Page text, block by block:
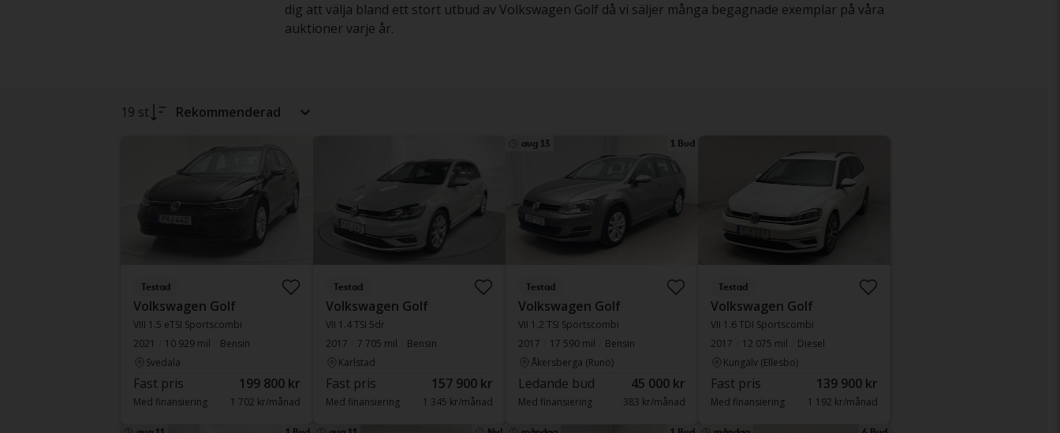
dig att välja bland ett stort utbud av Volkswagen Golf då vi säljer många begagnade exemplar på våra
auktioner varje år.
19 st Rekommenderad
Testad
Volkswagen Golf
VIII 1.5 eTSI Sportscombi
2021
10 929 mil
Bensin
Svedala
Fast pris 199 800 kr
Med finansiering 1 702 kr/månad
Testad
Volkswagen Golf
VII 1.4 TSI 5dr
2017
7 705 mil
Bensin
Karlstad
Fast pris 157 900 kr
Med finansiering 1 345 kr/månad
aug 13 1 Bud
Testad
Volkswagen Golf
VII 1.2 TSI Sportscombi
2017
17 590 mil
Bensin
Åkersberga (Runö)
Ledande bud 45 000 kr
Med finansiering 383 kr/månad
Testad
Volkswagen Golf
VII 1.6 TDI Sportscombi
2017
12 075 mil
Diesel
Kungälv (Ellesbo)
Fast pris 139 900 kr
Med finansiering 1 192 kr/månad